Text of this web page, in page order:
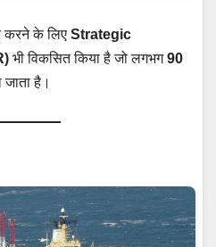
करने के लिए Strategic
भी विकसित किया है जो लगभग90
जाता है।